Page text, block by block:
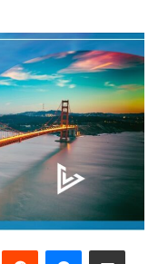
Reddit Messenger
Share via Email